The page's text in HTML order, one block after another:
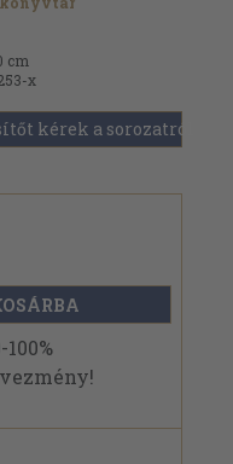
cm
x
kérek a sorozatról